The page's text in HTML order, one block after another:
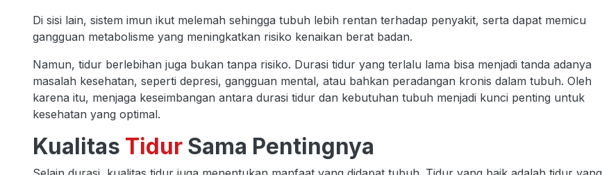
Di sisi lain, sistem imun ikut melemah sehingga tubuh lebih rentan terhadap penyakit, serta dapat memicu
gangguan metabolisme yang meningkatkan risiko kenaikan berat badan.
Namun, tidur berlebihan juga bukan tanpa risiko. Durasi tidur yang terlalu lama bisa menjadi tanda adanya
masalah kesehatan, seperti depresi, gangguan mental, atau bahkan peradangan kronis dalam tubuh. Oleh
karena itu, menjaga keseimbangan antara durasi tidur dan kebutuhan tubuh menjadi kunci penting untuk
kesehatan yang optimal.
Kualitas Tidur Sama Pentingnya